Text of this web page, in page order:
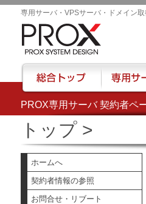
PROX専用サーバ 契約者ペ
専用サーバ・VPSサーバ・ドメイン
トップ>
ホームへ
契約者情報の参照
お問合せ・リブート
総合トップ 専用サーバー